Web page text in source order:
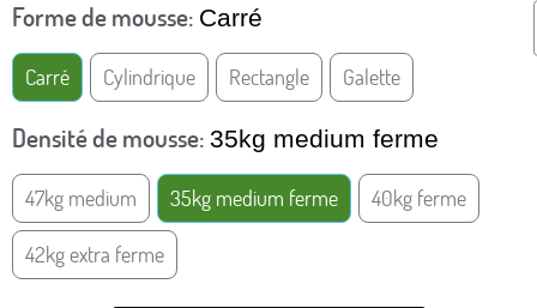
Forme de mousse Carré
Carré Cylindrique Rectangle Galette
Densité de mousse 35kg medium ferme
47kg medium 35kg medium ferme 40kg ferme
42kg extra ferme